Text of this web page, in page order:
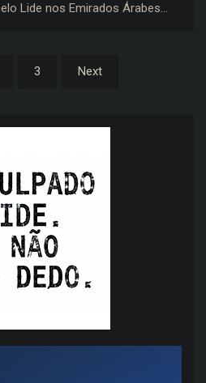
Lide nos Emirados Árabes…
3 Next